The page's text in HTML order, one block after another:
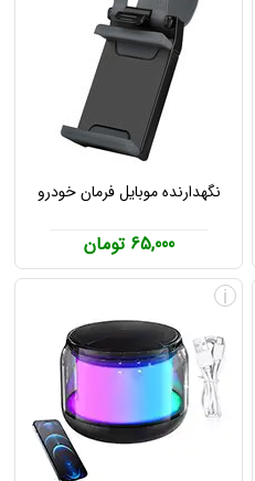
نگهدارنده موبایل فرمان خودرو
65,000 تومان
i